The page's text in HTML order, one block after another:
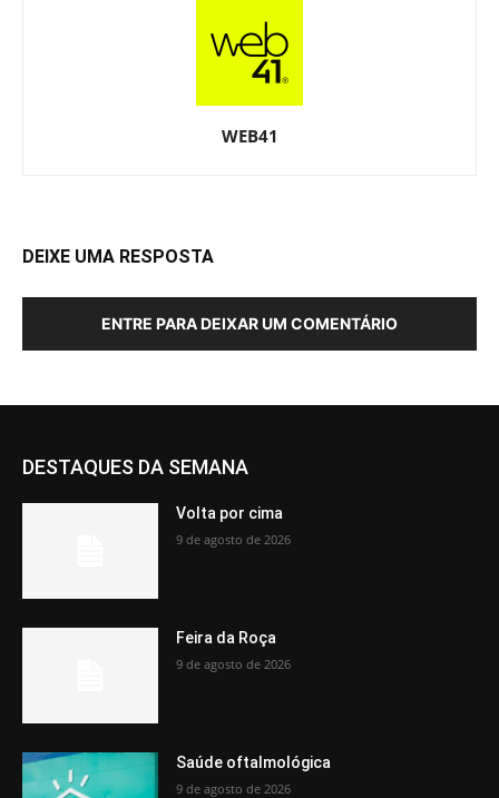
WEB41
DEIXE UMA RESPOSTA
ENTRE PARA DEIXAR UM COMENTÁRIO
DESTAQUES DA SEMANA
Volta por cima
9 de agosto de 2026
Feira da Roça
9 de agosto de 2026
Saúde oftalmológica
9 de agosto de 2026